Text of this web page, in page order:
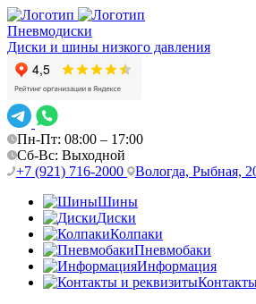
Пневмодиски
Диски и шины низкого давления
Пн-Пт: 08:00 – 17:00
Сб-Вс: Выходной
+7 (921) 716-2000
Вологда, Рыбная,
Шины
Диски
Колпаки
Пневмобаки
Информация